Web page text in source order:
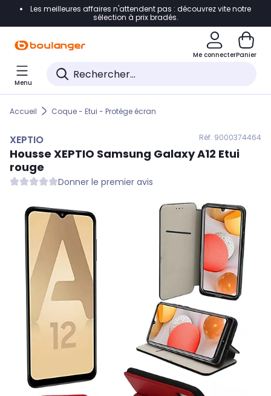
Accéder directement à la navigation
Accéder directement au pied de page
Accéder directement au chatbot
Les meilleures affaires n'attendent pas : découvrez vite notre
sélection à prix bradés.
Me connecterPanier
Menu
Accueil Coque - Etui - Protège écran
XEPTIO Réf. 9000374464
Housse XEPTIO Samsung Galaxy A12 Etui
rouge
Donner le premier avis